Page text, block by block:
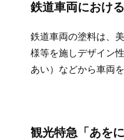
鉄道車両におけ
鉄道車両の塗料は、
様等を施しデザイン
あい）などから車両
観光特急「あを